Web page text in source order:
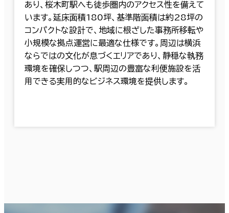
あり、桜木町駅へも徒歩圏内のアクセス性を備えて
います。延床面積180坪、基準階面積は約28坪の
コンパクトな設計で、地域に根ざした事務所移転や
小規模な拠点運営に最適な仕様です。周辺は横浜
ならではの文化が息づくエリアであり、静穏な執務
環境を確保しつつ、駅周辺の豊富な利便施設を活
用できる実用的なビジネス環境を提供します。